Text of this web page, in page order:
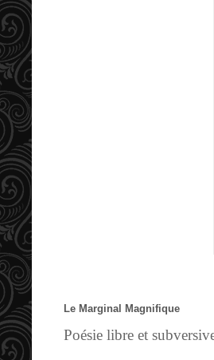
Le Marginal Magnifique
Poésie libre et